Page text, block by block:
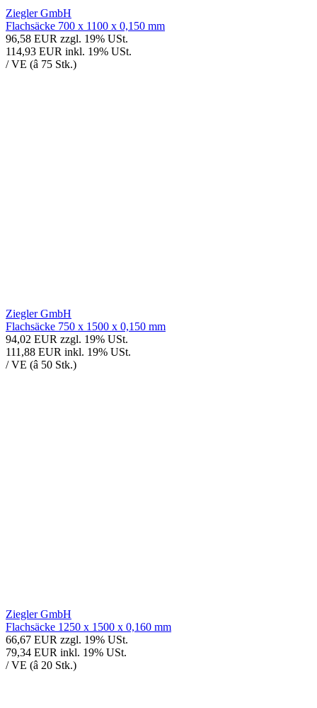
Ziegler GmbH
Flachsäcke 700 x 1100 x 0,150 mm
96,58 EUR zzgl. 19% USt.
114,93 EUR inkl. 19% USt.
/ VE (â 75 Stk.)
Ziegler GmbH
Flachsäcke 750 x 1500 x 0,150 mm
94,02 EUR zzgl. 19% USt.
111,88 EUR inkl. 19% USt.
/ VE (â 50 Stk.)
Ziegler GmbH
Flachsäcke 1250 x 1500 x 0,160 mm
66,67 EUR zzgl. 19% USt.
79,34 EUR inkl. 19% USt.
/ VE (â 20 Stk.)